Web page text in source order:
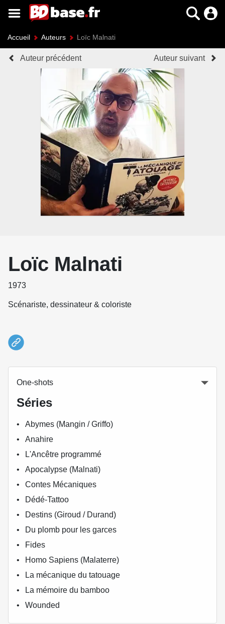
Accueil Auteurs Loïc Malnati
Auteur précédent Auteur suivant
Loïc Malnati
1973
Scénariste, dessinateur & coloriste
One-shots
Séries
Abymes (Mangin / Griffo)
Anahire
L'Ancêtre programmé
Apocalypse (Malnati)
Contes Mécaniques
Dédé-Tattoo
Destins (Giroud / Durand)
Du plomb pour les garces
Fides
Homo Sapiens (Malaterre)
La mécanique du tatouage
La mémoire du bamboo
Wounded